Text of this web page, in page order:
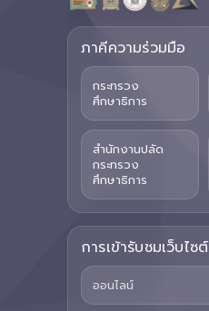
ภาคีความร่วมมือ
กระทรวง
ศึกษาธิการ
สำนักงานปลัด
กระทรวง
ศึกษาธิการ
การเข้ารับชมเว็บไซต์
ออนไลน์